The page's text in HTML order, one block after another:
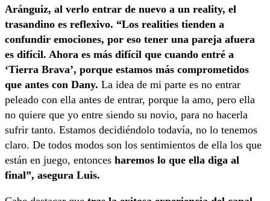
Aránguiz, al verlo entrar de nuevo a un reality, el
trasandino es reflexivo. “Los realities tienden a
confundir emociones, por eso tener una pareja afuera
es difícil. Ahora es más difícil que cuando entré a
‘Tierra Brava’, porque estamos más comprometidos
que antes con Dany. La idea de mi parte es no entrar
peleado con ella antes de entrar, porque la amo, pero ella
no quiere que yo entre siendo su novio, para no hacerla
sufrir tanto. Estamos decidiéndolo todavía, no lo tenemos
claro. De todos modos son los sentimientos de ella los que
están en juego, entonces haremos lo que ella diga al
final”, asegura Luis.